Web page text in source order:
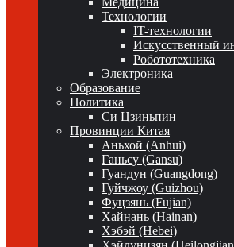
Технологии
IT-технологии
Искусственный
Робототехника
Электроника
Образование
Политика
Си Цзиньпин
Провинции Китая
Аньхой (Anhui)
Ганьсу (Gansu)
Гуандун (Guangdong)
Гуйчжоу (Guizhou)
Фуцзянь (Fujian)
Хайнань (Hainan)
Хэбэй (Hebei)